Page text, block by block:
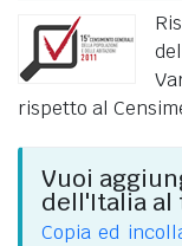
rispetto al
Vuoi
dell'Italia al
Copia ed